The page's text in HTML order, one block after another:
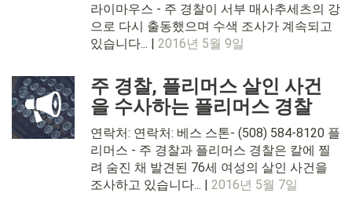
라이마우스 - 주 경찰이 서부 매사추세츠의 강
으로 다시 출동했으며 수색 조사가 계속되고
있습니다... | 2016년 5월 9일
주 경찰, 플리머스 살인 사건
을 수사하는 플리머스 경찰
연락처: 연락처: 베스 스톤- (508) 584-8120 플
리머스 - 주 경찰과 플리머스 경찰은 칼에 찔
려 숨진 채 발견된 76세 여성의 살인 사건을
조사하고 있습니다... | 2016년 5월 7일